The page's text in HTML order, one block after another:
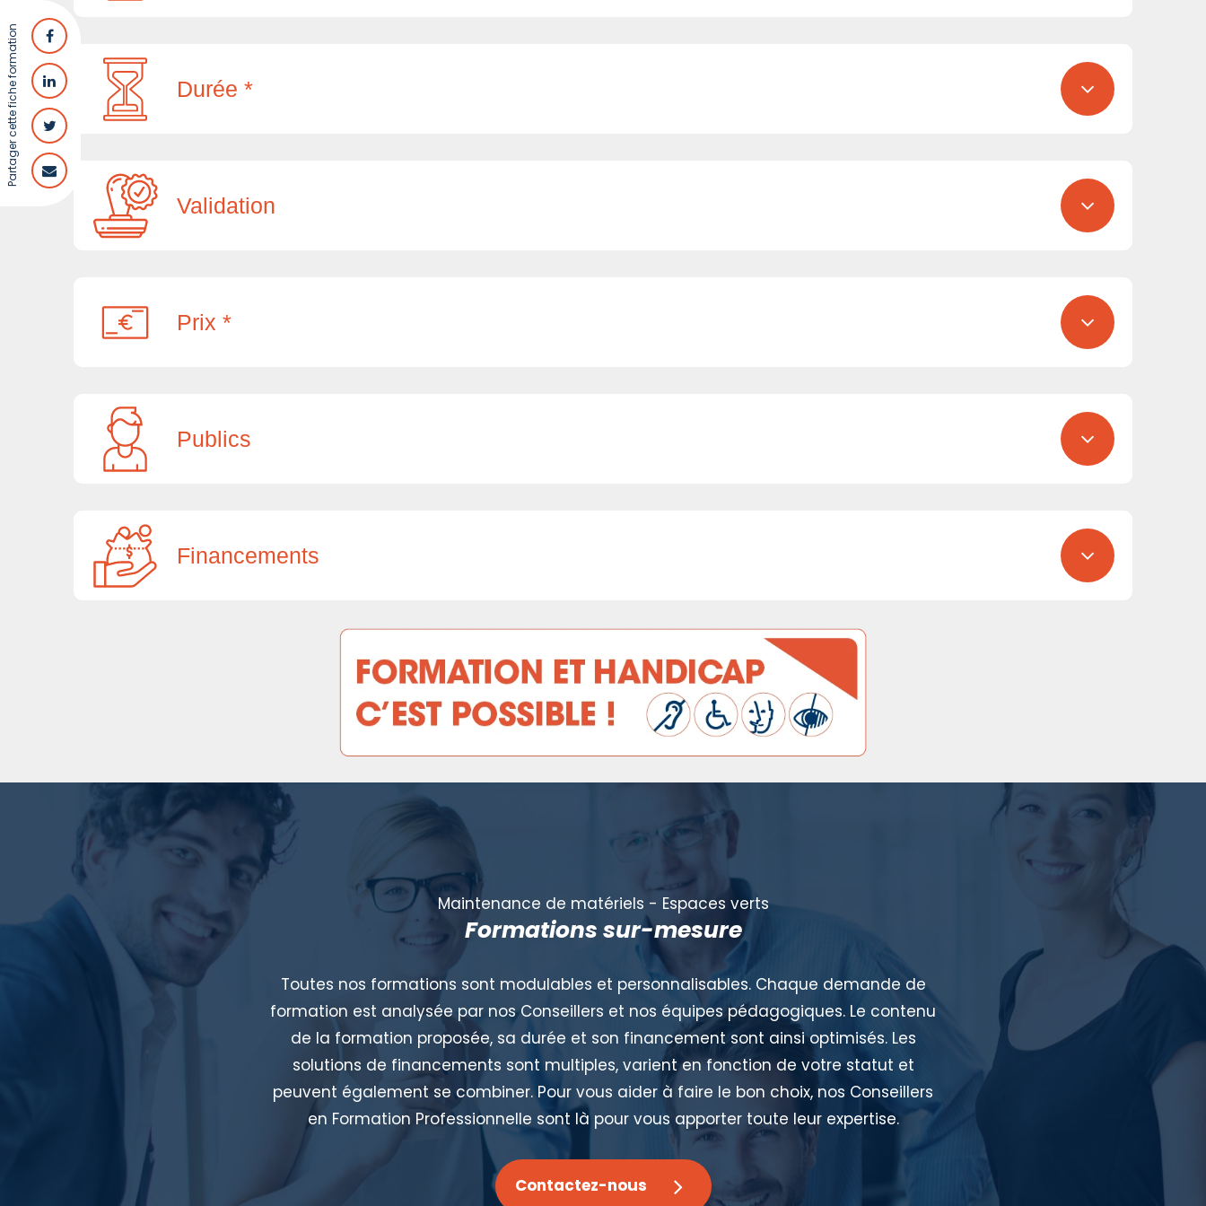
Partager cette fiche formation Durée *
Validation
Prix *
Publics
Financements
Maintenance de matériels - Espaces verts
Formations sur-mesure
Toutes nos formations sont modulables et personnalisables. Chaque demande de
formation est analysée par nos Conseillers et nos équipes pédagogiques. Le contenu
de la formation proposée, sa durée et son financement sont ainsi optimisés. Les
solutions de financements sont multiples, varient en fonction de votre statut et
peuvent également se combiner. Pour vous aider à faire le bon choix, nos Conseillers
en Formation Professionnelle sont là pour vous apporter toute leur expertise.
Contactez-nous